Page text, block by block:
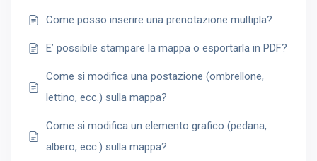
Come posso inserire una prenotazione multipla?
E’ possibile stampare la mappa o esportarla in PDF?
Come si modifica una postazione (ombrellone,
lettino, ecc.) sulla mappa?
Come si modifica un elemento grafico (pedana,
albero, ecc.) sulla mappa?